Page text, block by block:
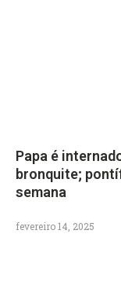
Papa é
bronquite;
semana
fevereiro 14, 2025